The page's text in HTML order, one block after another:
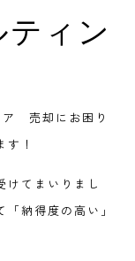
ィン
売却にお困り
！
けてまいりまし
納得度の高い」